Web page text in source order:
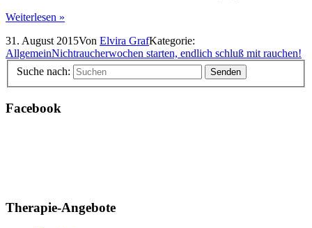
Weiterlesen »
31. August 2015Von Elvira GrafKategorie:
AllgemeinNichtraucherwochen starten, endlich schluß mit rauchen!
Suche nach:
Facebook
Therapie-Angebote